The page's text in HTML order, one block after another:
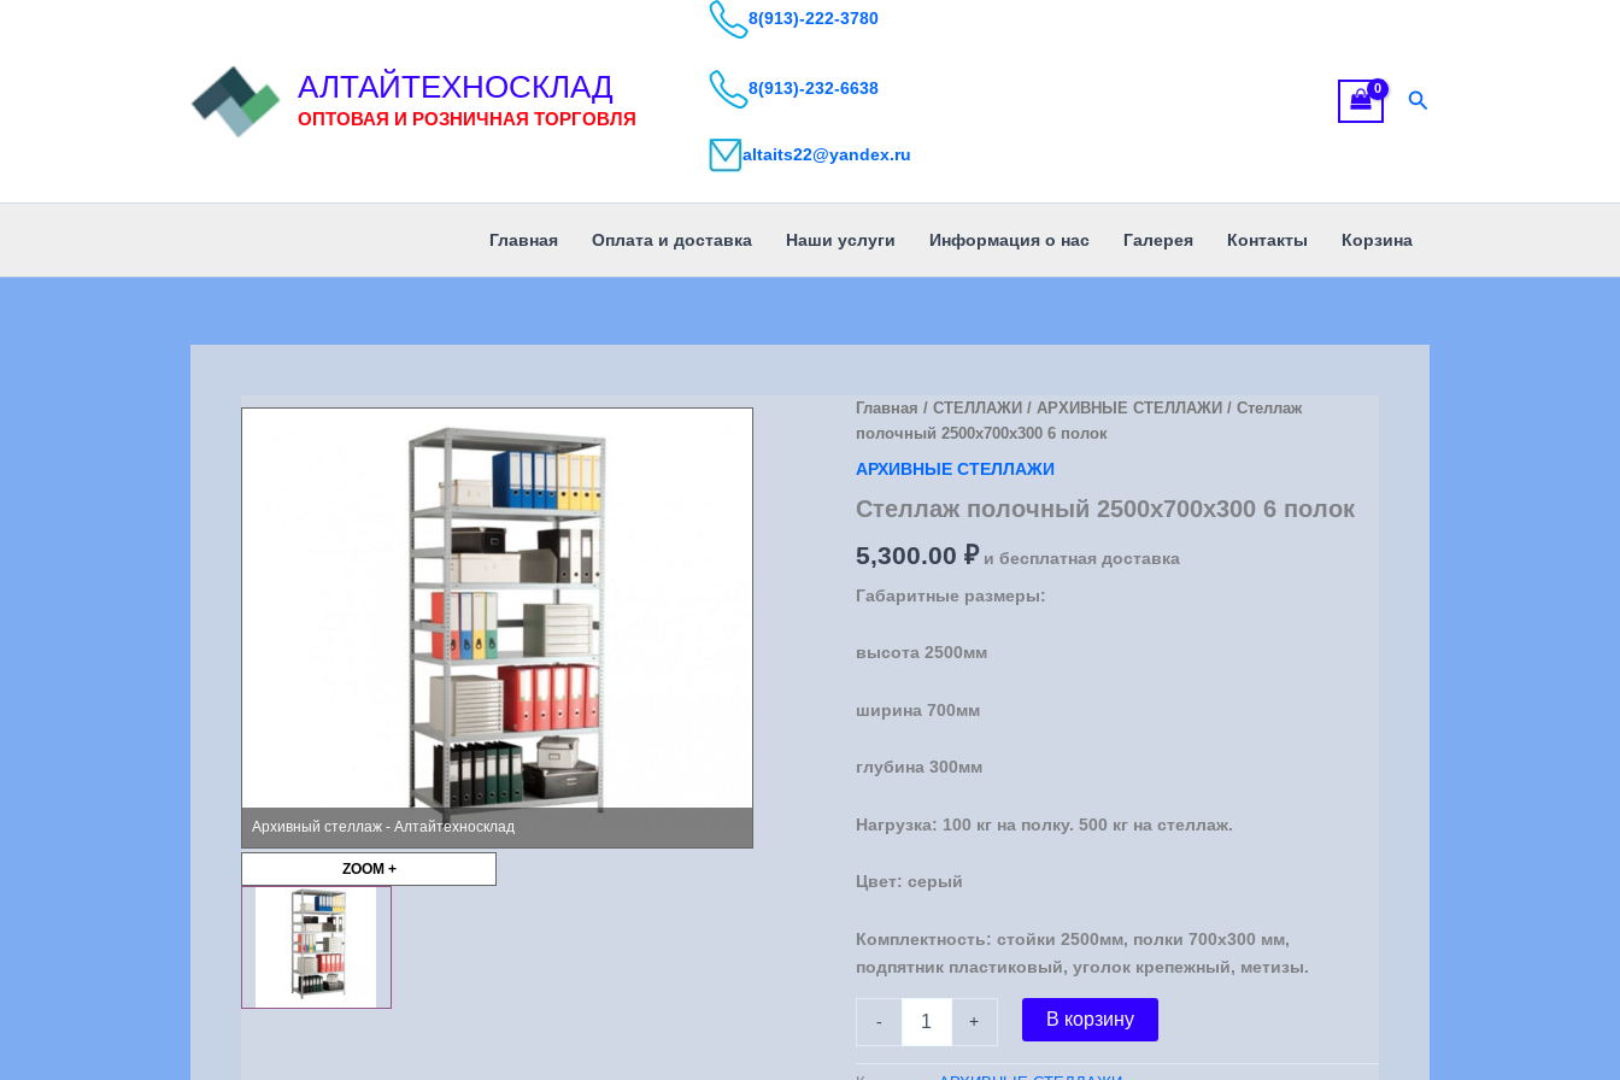
АЛТАЙТЕХНОСКЛАД
ОПТОВАЯ И РОЗНИЧНАЯ ТОРГОВЛЯ
8(913)-222-3780
8(913)-232-6638
altaits22@yandex.ru
Поиск
Главная Оплата и доставка Наши услуги Информация о нас Галерея Контакты Корзина
Архивный стеллаж - Алтайтехносклад
ZOOM +
Главная / СТЕЛЛАЖИ/ АРХИВНЫЕ СТЕЛЛАЖИ/ Стеллаж
полочный 2500х700х300 6 полок
АРХИВНЫЕ СТЕЛЛАЖИ
Стеллаж полочный 2500х700х300 6 полок
5,300.00 ₽ и бесплатная доставка
Габаритные размеры:
высота 2500мм
ширина 700мм
глубина 300мм
Нагрузка: 100 кг на полку. 500 кг на стеллаж.
Цвет: серый
Комплектность: стойки 2500мм, полки 700х300 мм,
подпятник пластиковый, уголок крепежный, метизы.
- + В корзину